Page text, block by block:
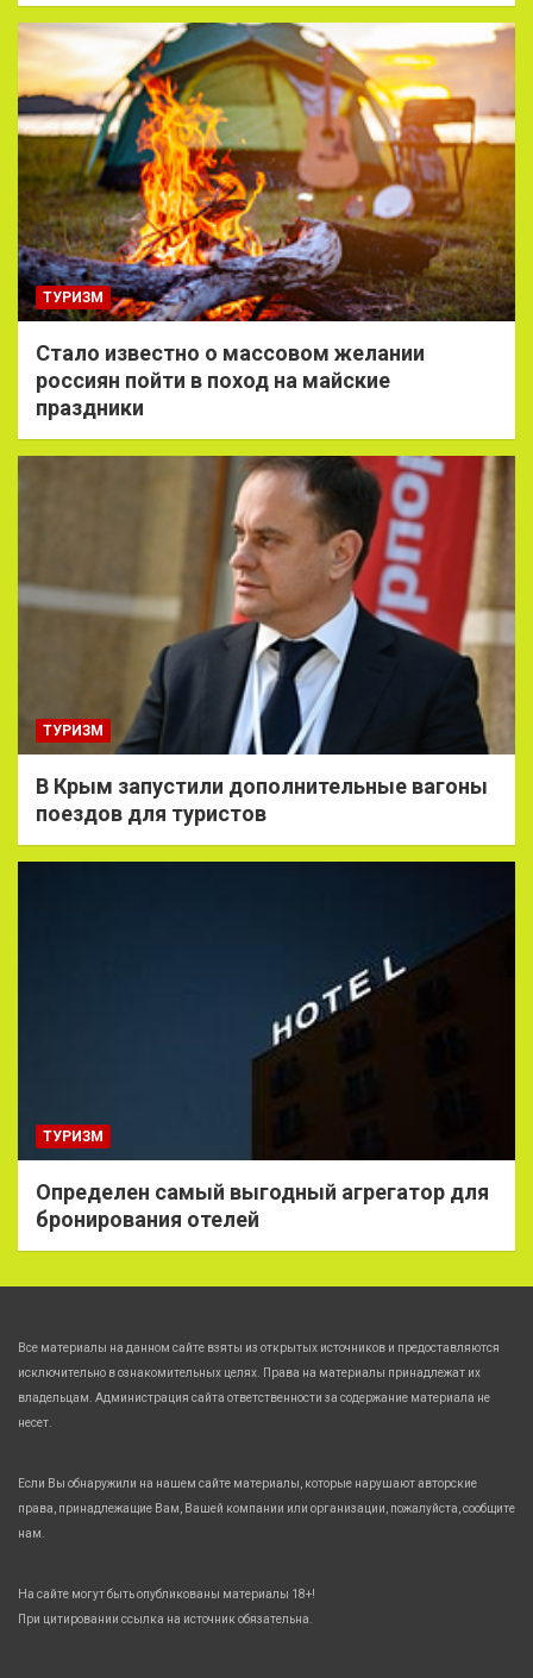
ТУРИЗМ
Стало известно о массовом желании
россиян пойти в поход на майские
праздники
ТУРИЗМ
В Крым запустили дополнительные вагоны
поездов для туристов
ТУРИЗМ
Определен самый выгодный агрегатор для
бронирования отелей
Все материалы на данном сайте взяты из открытых источников и предоставляются
исключительно в ознакомительных целях. Права на материалы принадлежат их
владельцам. Администрация сайта ответственности за содержание материала не
несет.
Если Вы обнаружили на нашем сайте материалы, которые нарушают авторские
права, принадлежащие Вам, Вашей компании или организации, пожалуйста, сообщите
нам.
На сайте могут быть опубликованы материалы 18+!
При цитировании ссылка на источник обязательна.